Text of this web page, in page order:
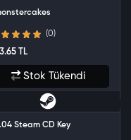
(0)
TL
Stok Tükendi
Steam CD Key